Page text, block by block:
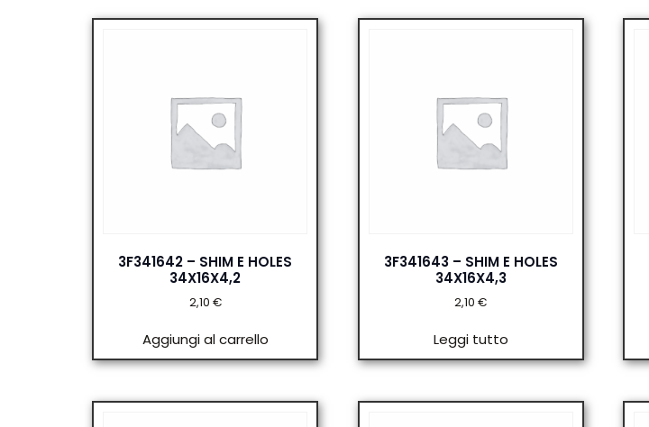
3F341642 – SHIM E HOLES
34X16X4,2
2,10 €
Aggiungi al carrello
3F341643 – SHIM E HOLES
34X16X4,3
2,10€
Leggi tutto